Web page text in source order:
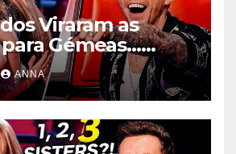
Viraram as
Gémeas…
Mudou!
**
ANNA